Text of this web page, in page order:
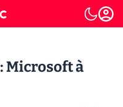
Microsoft à